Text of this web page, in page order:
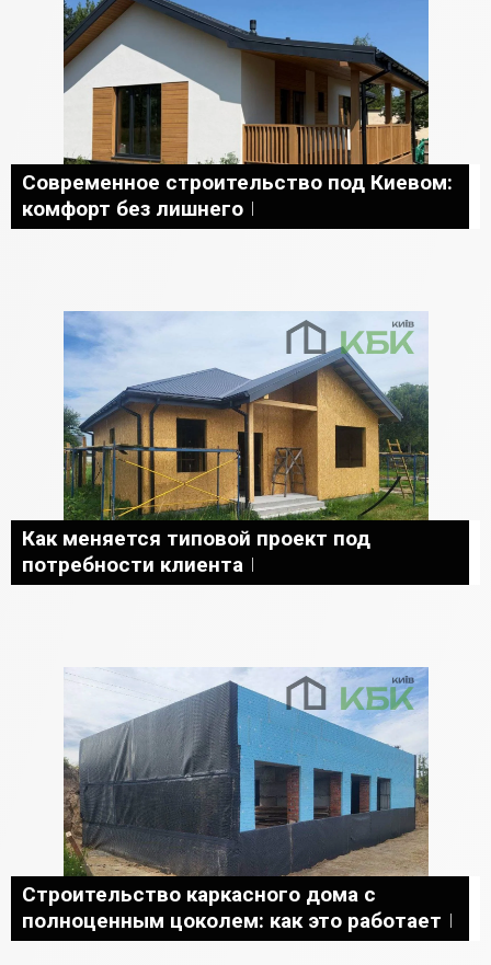
Современное строительство под Киевом:
комфорт без лишнего
Как меняется типовой проект под
потребности клиента
Строительство каркасного дома с
полноценным цоколем: как это работает